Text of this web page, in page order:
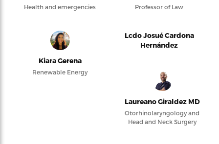
Health and emergencies Professor of Law
Kiara Gerena
Renewable Energy
Lcdo Josué Cardona
Hernández
Laureano Giraldez MD
Otorhinolaryngology and
Head and Neck Surgery